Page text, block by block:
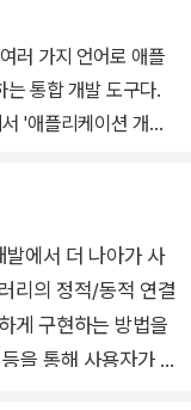
도뿐만 아니라 이클립
공로를 인정받아 알
(Eclipse Top Contri
던의 투자 은행에서
이콘출판, 2013년)의
드에도 관심이 많아
OAuth 지침서 작성
보관리기술사에 합
스 업무를 수행하고
번역했다.
러 가지 언어로 애플
는 통합 개발 도구다.
'애플리케이션 개발
면서 이클립스는 시
후, 지금은 루나(Lun
반 구조를 OSGi로
여러 가지 변화를
리의 정적/동적 연결
게 구현하는 방법을
을 통해 사용자가 애